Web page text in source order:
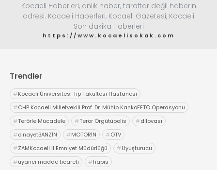
Kocaeli Haberleri, anlık haber, taraftar değil haberin
adresi. Kocaeli Haberleri, Kocaeli Gazetesi, Kocaeli
Son dakika Haberleri
https://www.kocaelisokak.com
Trendler
#Kocaeli Üniversitesi Tıp Fakültesi Hastanesi
#CHP Kocaeli Milletvekili Prof. Dr. Mühip KankoFETÖ Operasyonu
#Terörle Mücadele #Terör Örgütüpolis #dilovası
#cinayetBANZİN #MOTORİN #ÖTV
#ZAMKocaeli İl Emniyet Müdürlüğü #Uyuşturucu
#uyarıcı madde ticareti #hapis